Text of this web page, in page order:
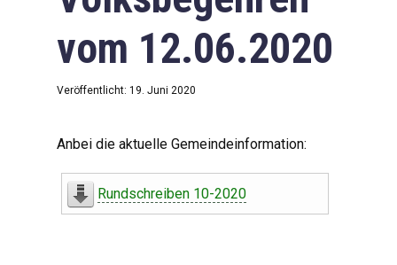
vom 12.06.2020
Veröffentlicht: 19. Juni 2020
Anbei die aktuelle Gemeindeinformation:
Rundschreiben 10-2020